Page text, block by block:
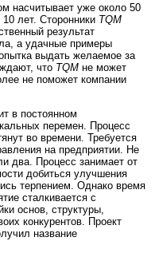
насчитывает уже около 50
лет. Сторонники TQM
результат
а удачные примеры
выдать желаемое за
что TQM не может
не поможет компании
в постоянном
перемен. Процесс
во времени. Требуется
на предприятии. Не
два. Процесс занимает от
добиться улучшения
терпением. Однако время
сталкивается с
основ, структуры,
конкурентов. Проект
название